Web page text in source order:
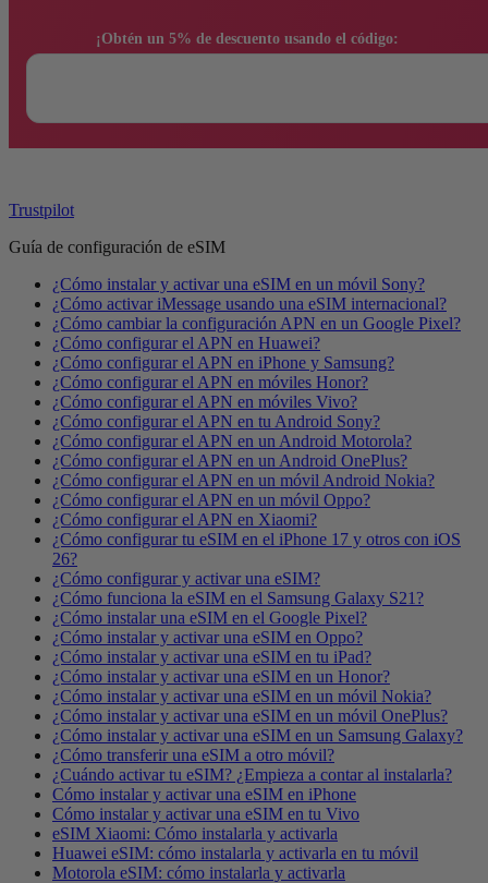
Trustpilot
Guía de configuración de eSIM
¿Cómo instalar y activar una eSIM en un móvil Sony?
¿Cómo activar iMessage usando una eSIM internacional?
¿Cómo cambiar la configuración APN en un Google Pixel?
¿Cómo configurar el APN en Huawei?
¿Cómo configurar el APN en iPhone y Samsung?
¿Cómo configurar el APN en móviles Honor?
¿Cómo configurar el APN en móviles Vivo?
¿Cómo configurar el APN en tu Android Sony?
¿Cómo configurar el APN en un Android Motorola?
¿Cómo configurar el APN en un Android OnePlus?
¿Cómo configurar el APN en un móvil Android Nokia?
¿Cómo configurar el APN en un móvil Oppo?
¿Cómo configurar el APN en Xiaomi?
¿Cómo configurar tu eSIM en el iPhone 17 y otros con iOS
26?
¿Cómo configurar y activar una eSIM?
¿Cómo funciona la eSIM en el Samsung Galaxy S21?
¿Cómo instalar una eSIM en el Google Pixel?
¿Cómo instalar y activar una eSIM en Oppo?
¿Cómo instalar y activar una eSIM en tu iPad?
¿Cómo instalar y activar una eSIM en un Honor?
¿Cómo instalar y activar una eSIM en un móvil Nokia?
¿Cómo instalar y activar una eSIM en un móvil OnePlus?
¿Cómo instalar y activar una eSIM en un Samsung Galaxy?
¿Cómo transferir una eSIM a otro móvil?
¿Cuándo activar tu eSIM? ¿Empieza a contar al instalarla?
Cómo instalar y activar una eSIM en iPhone
Cómo instalar y activar una eSIM en tu Vivo
eSIM Xiaomi: Cómo instalarla y activarla
Huawei eSIM: cómo instalarla y activarla en tu móvil
Motorola eSIM: cómo instalarla y activarla